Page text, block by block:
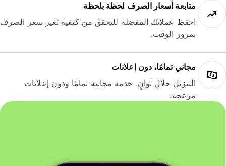
متابعة أسعار الصرف لحظة بلحظة
احفظ عملاتك المفضلة للتحقق من كيفية تغير سعر الصرف
بمرور الوقت.
مجاني تمامًا، دون إعلانات
التنزيل خلال ثوانٍ. خدمة مجانية تمامًا ودون إعلانات
مزعجة.